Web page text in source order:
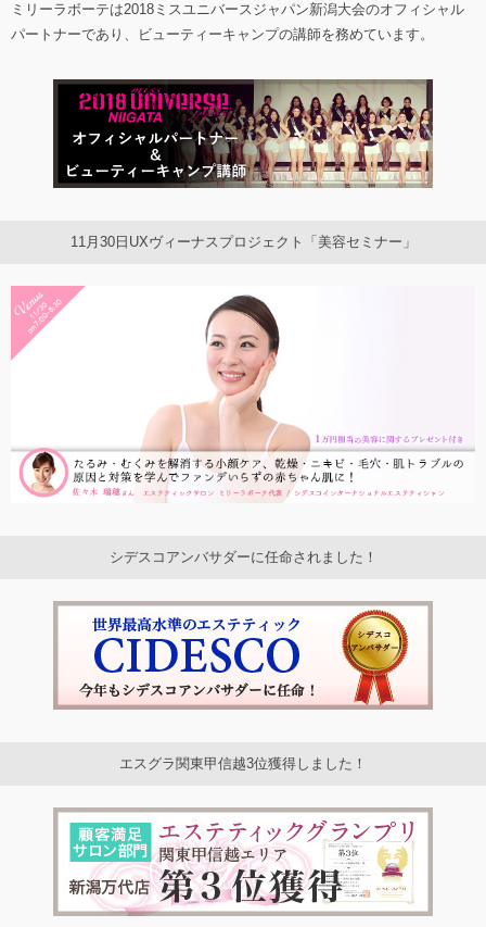
ミリーラボーテは2018ミスユニバースジャパン新潟大会のオフィシャル
パートナーであり、ビューティーキャンプの講師を務めています。
11月30日UXヴィーナスプロジェクト「美容セミナー」
シデスコアンバサダーに任命されました！
エスグラ関東甲信越3位獲得しました！